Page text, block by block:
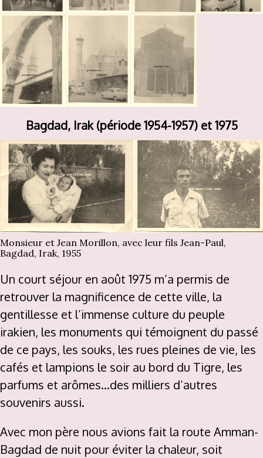
Bagdad, Irak (période 1954-1957) et 1975
Monsieur et Jean Morillon, avec leur fils Jean-Paul,
Bagdad, Irak, 1955
Un court séjour en août 1975 m’a permis de
retrouver la magnificence de cette ville, la
gentillesse et l’immense culture du peuple
irakien, les monuments qui témoignent du passé
de ce pays, les souks, les rues pleines de vie, les
cafés et lampions le soir au bord du Tigre, les
parfums et arômes…des milliers d’autres
souvenirs aussi.
Avec mon père nous avions fait la route Amman-
Bagdad de nuit pour éviter la chaleur, soit